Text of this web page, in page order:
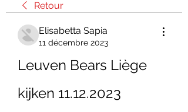
Retour
Elisabetta Sapia
11 décembre 2023
Leuven Bears Liège
kijken 11.12.2023